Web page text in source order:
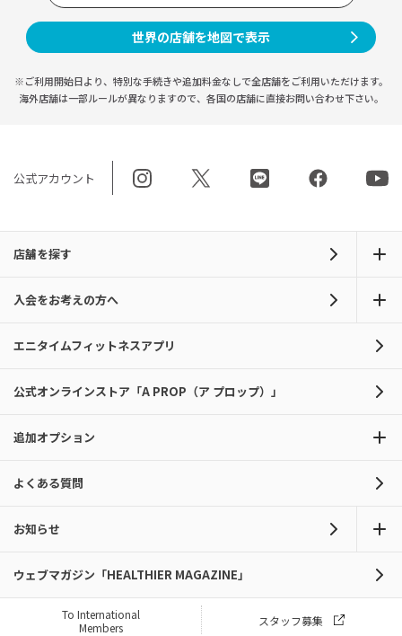
世界の店舗を地図で表示
※ご利用開始日より、特別な手続きや追加料金なしで全店舗をご利用いただけます。
海外店舗は一部ルールが異なりますので、 各国の店舗に直接お問い合わせ下さい。
公式アカウント
店舗を探す
入会をお考えの方へ
エニタイムフィットネスアプリ
公式オンラインストア「A PROP（ア プロップ）」
追加オプション
よくある質問
お知らせ
ウェブマガジン「HEALTHIER MAGAZINE」
To International
Members
スタッフ募集